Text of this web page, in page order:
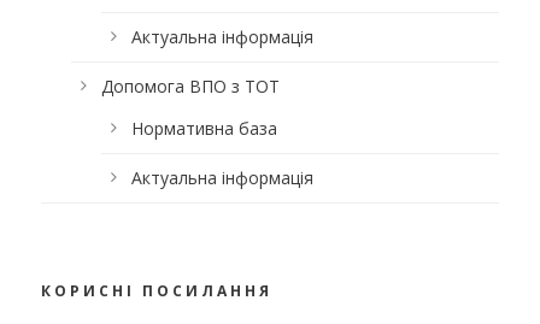
Актуальна інформація
Допомога ВПО з ТОТ
Нормативна база
Актуальна інформація
КОРИСНІ ПОСИЛАННЯ